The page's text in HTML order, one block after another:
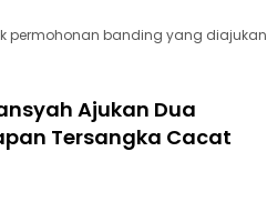
permohonan banding yang diajukan
Ajukan Dua
Tersangka Cacat